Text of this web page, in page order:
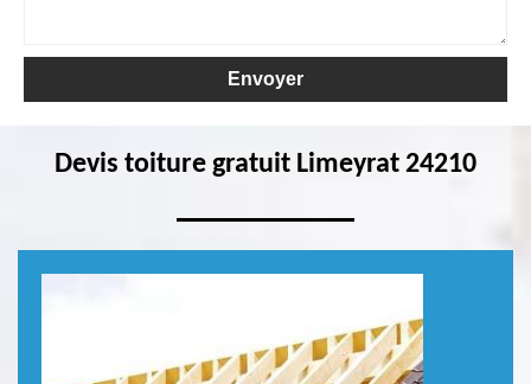
Devis toiture gratuit Limeyrat 24210